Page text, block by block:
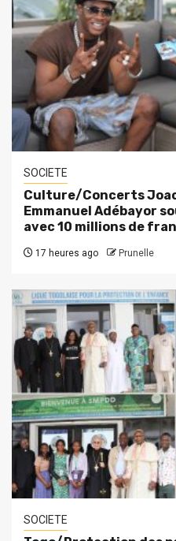
SOCIETE
Culture/Concerts
Emmanuel Adébayor
avec 10 millions de
17 heures ago Prunelle
SOCIETE